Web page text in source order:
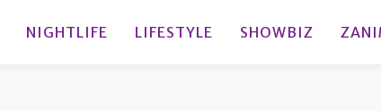
NIGHTLIFE LIFESTYLE SHOWBIZ